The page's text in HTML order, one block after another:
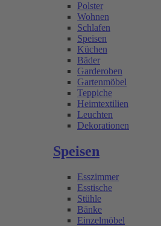
Polster
Wohnen
Schlafen
Speisen
Küchen
Bäder
Garderoben
Gartenmöbel
Teppiche
Heimtextilien
Leuchten
Dekorationen
Speisen
Esszimmer
Esstische
Stühle
Bänke
Einzelmöbel